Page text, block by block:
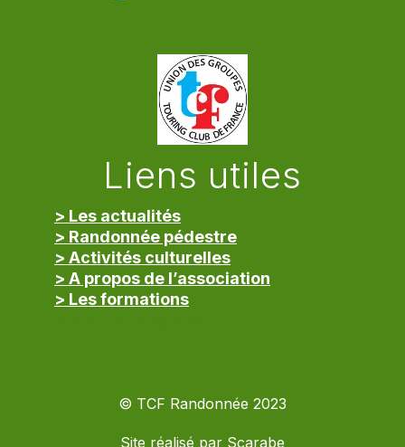
Liens utiles
> Les actualités
> Randonnée pédestre
> Activités culturelles
> A propos de l’association
> Les formations
© TCF Randonnée 2023
Site réalisé par Scarabe